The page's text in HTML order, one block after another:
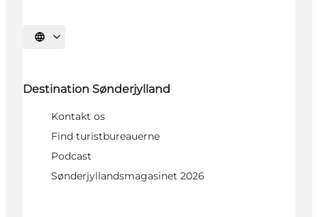
Vælg sprog
Destination Sønderjylland
Kontakt os
Find turistbureauerne
Podcast
Sønderjyllandsmagasinet 2026